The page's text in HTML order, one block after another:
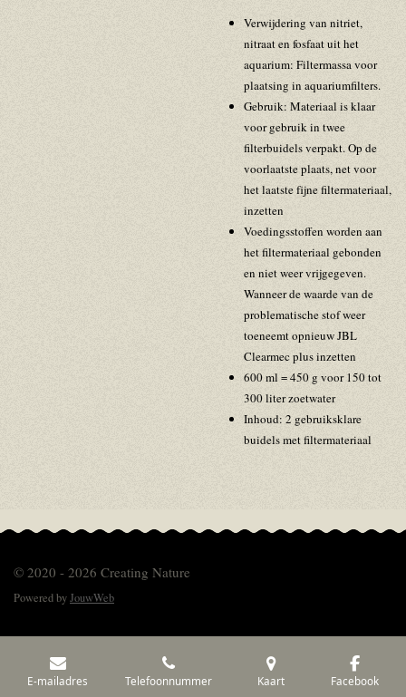
Verwijdering van nitriet,
nitraat en fosfaat uit het
aquarium: Filtermassa voor
plaatsing in aquariumfilters.
Gebruik: Materiaal is klaar
voor gebruik in twee
filterbuidels verpakt. Op de
voorlaatste plaats, net voor
het laatste fijne filtermateriaal,
inzetten
Voedingsstoffen worden aan
het filtermateriaal gebonden
en niet weer vrijgegeven.
Wanneer de waarde van de
problematische stof weer
toeneemt opnieuw JBL
Clearmec plus inzetten
600 ml = 450 g voor 150 tot
300 liter zoetwater
Inhoud: 2 gebruiksklare
buidels met filtermateriaal
© 2020 - 2026 Creating Nature
Powered byJouwWeb
E-mailadres Telefoonnummer Kaart Facebook